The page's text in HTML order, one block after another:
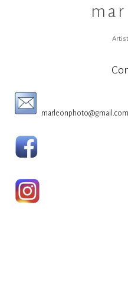
marleonphoto@gmail.com